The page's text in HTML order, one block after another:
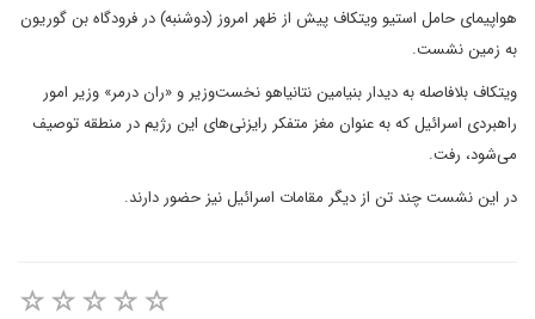
هواپیمای حامل استیو ویتکاف پیش از ظهر امروز (دوشنبه) در فرودگاه بن گوریون
به زمین نشست.
ویتکاف بلافاصله به دیدار بنیامین نتانیاهو نخست‌وزیر و «ران درمر» وزیر امور
راهبردی اسرائیل که به عنوان مغز متفکر رایزنی‌های این رژیم در منطقه توصیف
می‌شود، رفت.
در این نشست چند تن از دیگر مقامات اسرائیل نیز حضور دارند.